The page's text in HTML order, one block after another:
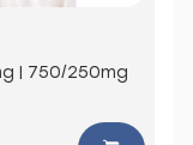
| 750/250mg